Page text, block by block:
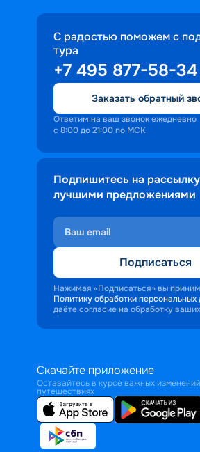
С радостью поможем с
тура
+7 495 877-58-34
Заказать обратный
Ответим на ваш звонок ежедневно
с 8:00 до 21:00 по МСК
Подпишитесь на
лучшими предложениями
Подписаться
Нажимая «Подписаться» вы
Политику обработки персональных
даёте согласие на обработку
Скачайте приложение
Оставайтесь в курсе важных
путешествиях